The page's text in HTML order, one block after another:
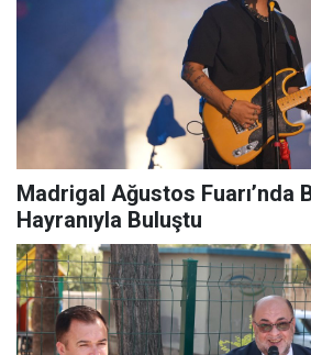
Madrigal Ağustos Fuarı’nda Binlerce
Hayranıyla Buluştu